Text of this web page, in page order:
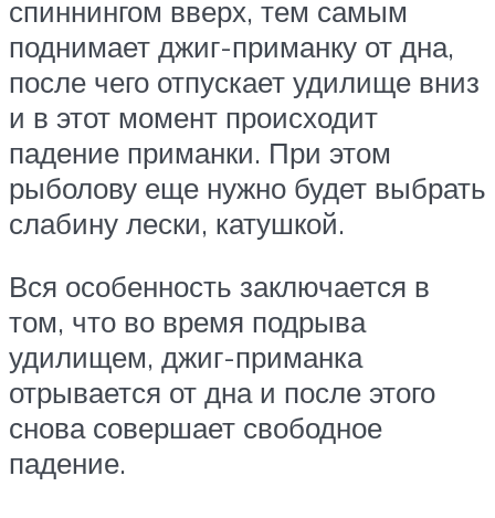
спиннингом вверх, тем самым
поднимает джиг-приманку от дна,
после чего отпускает удилище вниз
и в этот момент происходит
падение приманки. При этом
рыболову еще нужно будет выбрать
слабину лески, катушкой.
Вся особенность заключается в
том, что во время подрыва
удилищем, джиг-приманка
отрывается от дна и после этого
снова совершает свободное
падение.